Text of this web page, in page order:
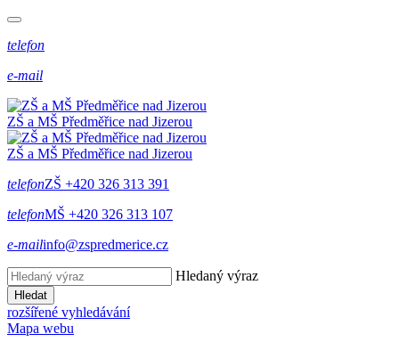
telefon
e-mail
ZŠ a MŠ Předměřice nad Jizerou
ZŠ a MŠ Předměřice nad Jizerou
telefonZŠ +420 326 313 391
telefonMŠ +420 326 313 107
e-mailinfo@zspredmerice.cz
Hledaný výraz
Hledat
rozšířené vyhledávání
Mapa webu